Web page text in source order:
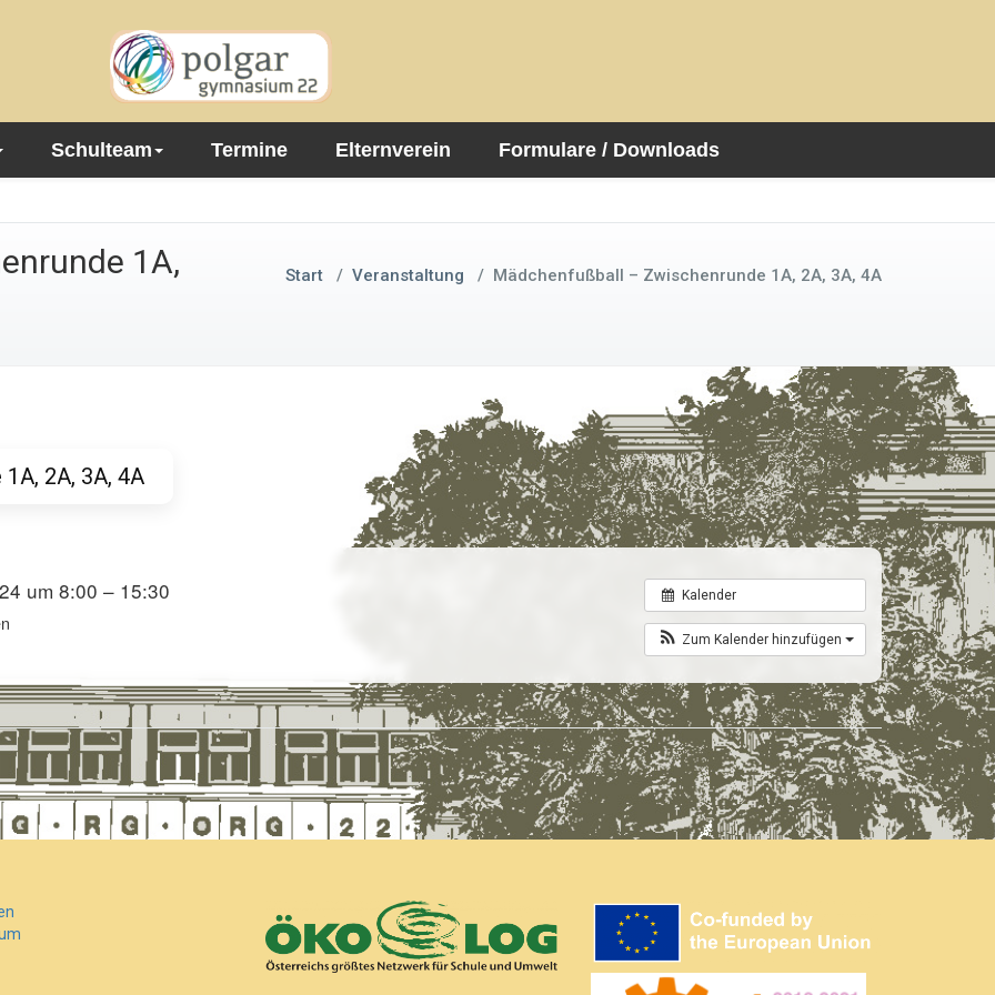
Schulteam Termine Elternverein Formulare / Downloads
1A,
Start / Veranstaltung / Mädchenfußball – Zwischenrunde 1A, 2A, 3A, 4A
2A, 3A, 4A
Kalender
Zum Kalender hinzufügen
um 8:00 – 15:30